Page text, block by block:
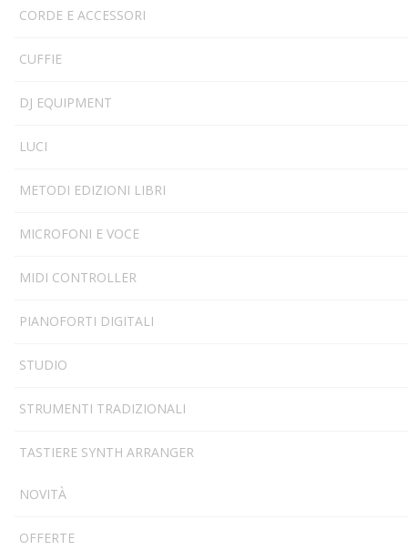
CORDE E ACCESSORI
CUFFIE
DJ EQUIPMENT
LUCI
METODI EDIZIONI LIBRI
MICROFONI E VOCE
MIDI CONTROLLER
PIANOFORTI DIGITALI
STUDIO
STRUMENTI TRADIZIONALI
TASTIERE SYNTH ARRANGER
NOVITÀ
OFFERTE